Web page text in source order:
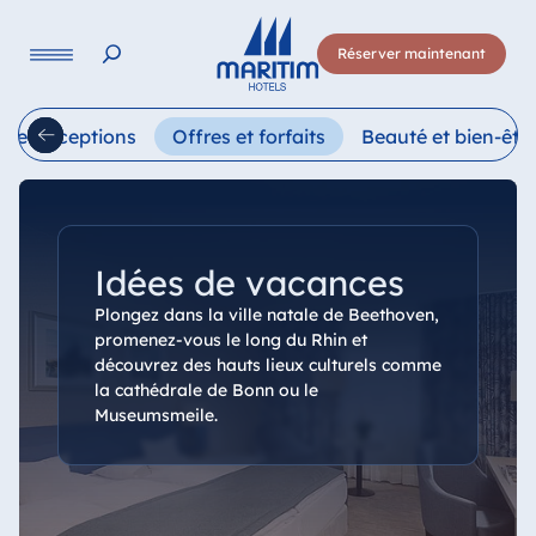
Réserver maintenant
English Français
et réceptions Offres et forfaits Beauté et bien-être
Idées de vacances
Plongez dans la ville natale de Beethoven,
promenez-vous le long du Rhin et
découvrez des hauts lieux culturels comme
la cathédrale de Bonn ou le
Museumsmeile.